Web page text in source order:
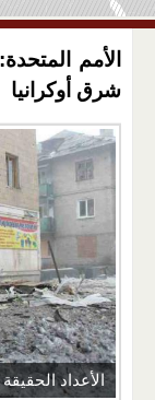
الأمم
شرق أوكرانيا
الأعداد